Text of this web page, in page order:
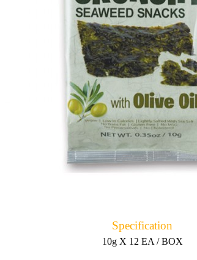
Specification
10g X 12 EA / BOX